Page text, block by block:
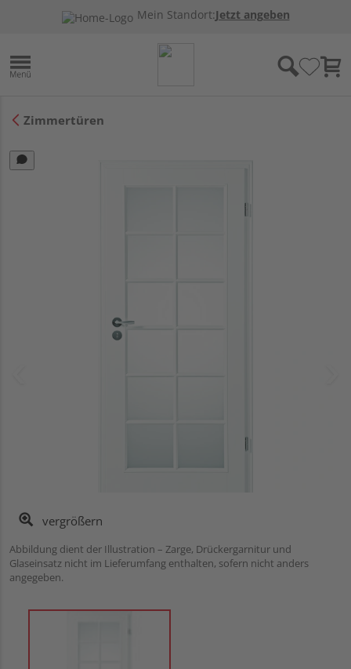
Mein Standort:Jetzt angeben
Zimmertüren
vergrößern
Abbildung dient der Illustration – Zarge, Drückergarnitur und
Glaseinsatz nicht im Lieferumfang enthalten, sofern nicht anders
angegeben.